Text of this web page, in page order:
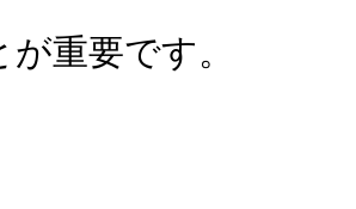
重要です。